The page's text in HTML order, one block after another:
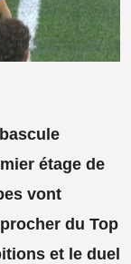
étage de
vont
du Top
et le duel